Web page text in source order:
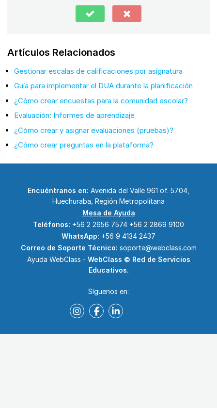
Artículos Relacionados
Gestionar escalas de calificaciones por asignatura
Guía para implementar el DUA durante la planificación
¿Cómo crear encuestas para la comunidad escolar?
Evaluación: Informes de aprendizaje
¿Cómo crear y asignar evaluaciones (pruebas)?
¿Cómo crear preguntas en la plataforma?
Encuéntranos en: Avenida del Valle 961 of. 5704,
Huechuraba, Región Metropolitana
Mesa de Ayuda
Teléfonos: +56 2 2656 7574 +56 2 2869 9100
WhatsApp: +56 9 4134 2437
Correo de Soporte Técnico: soporte@webclass.com
Ayuda WebClass - WebClass © Red de Servicios
Educativos.
Síguenos en: